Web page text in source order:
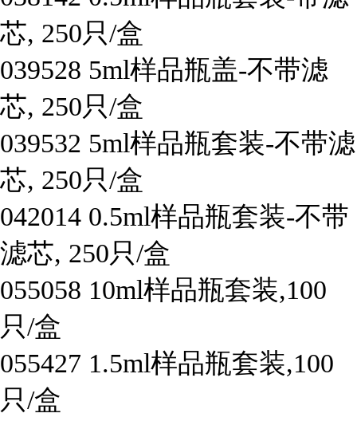
芯, 250只/盒
039528 5ml样品瓶盖-不带滤
芯, 250只/盒
039532 5ml样品瓶套装-不带滤
芯, 250只/盒
042014 0.5ml样品瓶套装-不带
滤芯, 250只/盒
055058 10ml样品瓶套装,100
只/盒
055427 1.5ml样品瓶套装,100
只/盒